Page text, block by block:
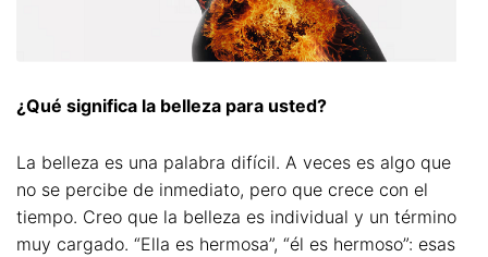
¿Qué significa la belleza para usted?
La belleza es una palabra difícil. A veces es algo que
no se percibe de inmediato, pero que crece con el
tiempo. Creo que la belleza es individual y un término
muy cargado. “Ella es hermosa”, “él es hermoso”: esas